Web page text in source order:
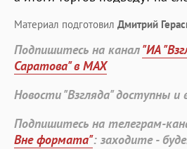
Материал подготовил Дмитрий
Подпишитесь на канал"ИА
Саратова" в MAX
Новости "Взгляда" доступны и
Подпишитесь на телеграм-
Вне формата": заходите -